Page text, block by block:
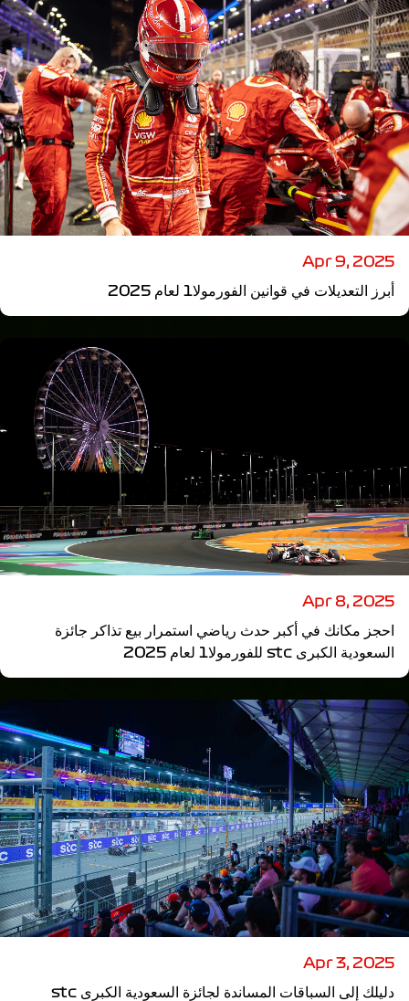
Apr 9, 2025
أبرز التعديلات في قوانين الفورمولا1 لعام 2025
Apr 8, 2025
احجز مكانك في أكبر حدث رياضي استمرار بيع تذاكر جائزة
السعودية الكبرى stc للفورمولا1 لعام 2025
Apr 3, 2025
دليلك إلى السباقات المساندة لجائزة السعودية الكبرى stc